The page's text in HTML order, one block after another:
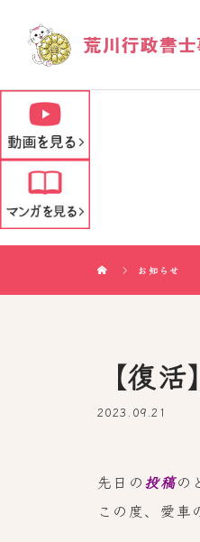
お知らせ
【復
2023.09.21
先日の投稿の
この度、愛